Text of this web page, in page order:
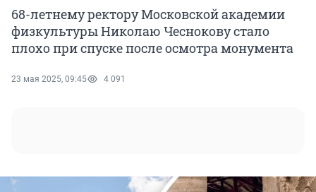
68-летнему ректору Московской академии
физкультуры Николаю Чеснокову стало
плохо при спуске после осмотра монумента
23 мая 2025, 09:45 4 091